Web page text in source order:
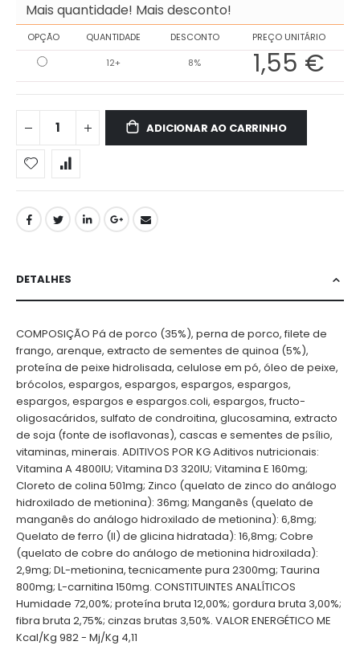
Mais quantidade! Mais desconto!
OPÇÃO QUANTIDADE DESCONTO
PREÇO UNITÁRIO
12+
8% 1,55 €
ADICIONAR AO CARRINHO
DETALHES
COMPOSIÇÃO Pá de porco (35%), perna de porco, filete de
frango, arenque, extracto de sementes de quinoa (5%),
proteína de peixe hidrolisada, celulose em pó, óleo de peixe,
brócolos, espargos, espargos, espargos, espargos,
espargos, espargos e espargos.coli, espargos, fructo-
oligosacáridos, sulfato de condroitina, glucosamina, extracto
de soja (fonte de isoflavonas), cascas e sementes de psílio,
vitaminas, minerais. ADITIVOS POR KG Aditivos nutricionais:
Vitamina A 4800IU; Vitamina D3 320IU; Vitamina E 160mg;
Cloreto de colina 501mg; Zinco (quelato de zinco do análogo
hidroxilado de metionina): 36mg; Manganês (quelato de
manganês do análogo hidroxilado de metionina): 6,8mg;
Quelato de ferro (II) de glicina hidratada): 16,8mg; Cobre
(quelato de cobre do análogo de metionina hidroxilada):
2,9mg; DL-metionina, tecnicamente pura 2300mg; Taurina
800mg; L-carnitina 150mg. CONSTITUINTES ANALÍTICOS
Humidade 72,00%; proteína bruta 12,00%; gordura bruta 3,00%;
fibra bruta 2,75%; cinzas brutas 3,50%. VALOR ENERGÉTICO ME
Kcal/Kg 982 - Mj/Kg 4,11